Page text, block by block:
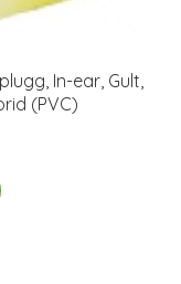
In-ear, Gult,
(PVC)